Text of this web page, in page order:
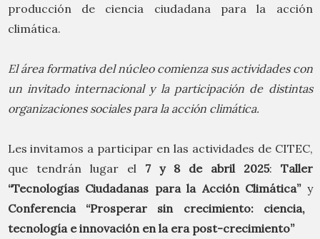
producción de ciencia ciudadana para la acción
climática.
El área formativa del núcleo comienza sus actividades con
un invitado internacional y la participación de distintas
organizaciones sociales para la acción climática.
Les invitamos a participar en las actividades de CITEC,
que tendrán lugar el 7 y 8 de abril 2025: Taller
“Tecnologías Ciudadanas para la Acción Climática” y
Conferencia “Prosperar sin crecimiento: ciencia,
tecnología e innovación en la era post-crecimiento”